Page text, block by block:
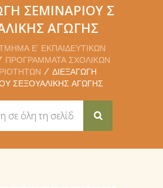
ΣΕΜΙΝΑΡΊΟΥ Σ
ΑΓΩΓΉΣ
Ε’ ΕΚΠΑΙΔΕΥΤΙΚΏΝ
ΠΡΟΓΡΆΜΜΑΤΑ ΣΧΟΛΙΚΏΝ
ΔΙΕΞΑΓΩΓΉ
ΣΕΞΟΥΑΛΙΚΉΣ ΑΓΩΓΉΣ